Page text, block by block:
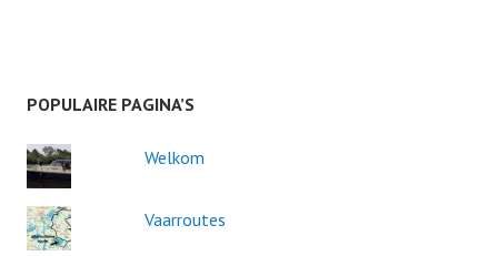
POPULAIRE PAGINA’S
Welkom
Vaarroutes